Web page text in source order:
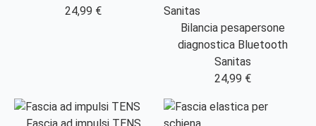
24,99 €
Bilancia pesapersone
diagnostica Bluetooth
Sanitas
24,99 €